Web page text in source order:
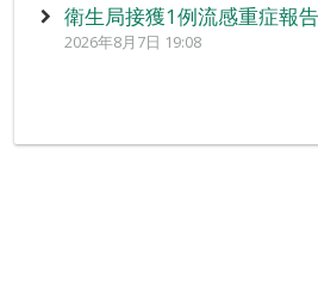
衛生局接獲1例流感重症報告
2026年8月7日 19:08